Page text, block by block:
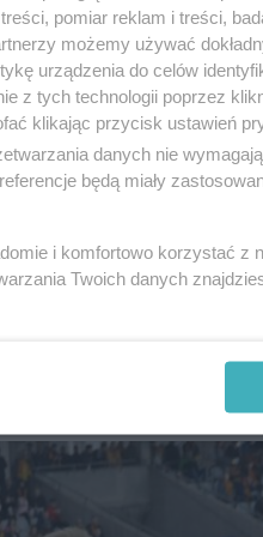
rozgrywała kolejne
sprawiali jednak
Korona zaczęła
zespołu.
Podopieczni Kamila
przytomnie w polu
W pierwszej
pomiar reklam i treści,
możemy używać
urządzenia do celów
z tych technologii poprzez
klikając przycisk ustawień
danych nie
będą miały
i komfortowo korzystać z
Twoich danych